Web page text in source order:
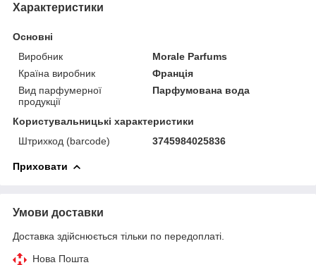
Характеристики
Основні
Виробник
Morale Parfums
Країна виробник
Франція
Вид парфумерної
продукції
Парфумована вода
Користувальницькі характеристики
Штрихкод (barcode)
3745984025836
Приховати
Умови доставки
Доставка здійснюється тільки по передоплаті.
Нова Пошта